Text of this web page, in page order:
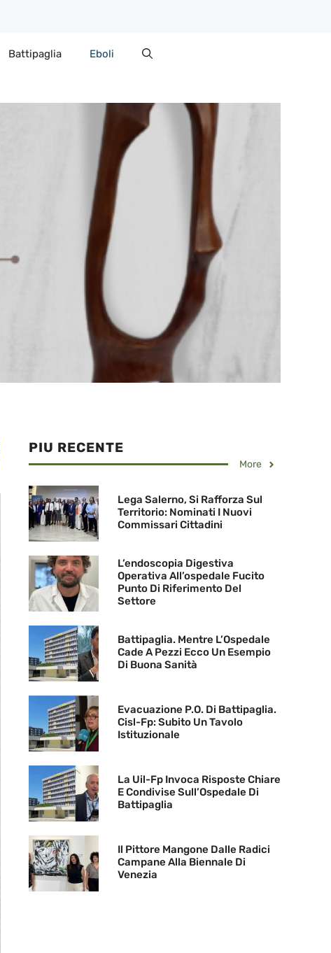
Battipaglia Eboli
PIU RECENTE
More
Lega Salerno, Si Rafforza Sul
Territorio: Nominati I Nuovi
Commissari Cittadini
L’endoscopia Digestiva
Operativa All’ospedale Fucito
Punto Di Riferimento Del
Settore
Battipaglia. Mentre L’Ospedale
Cade A Pezzi Ecco Un Esempio
Di Buona Sanità
Evacuazione P.O. Di Battipaglia.
Cisl-Fp: Subito Un Tavolo
Istituzionale
La Uil-Fp Invoca Risposte Chiare
E Condivise Sull’Ospedale Di
Battipaglia
Il Pittore Mangone Dalle Radici
Campane Alla Biennale Di
Venezia